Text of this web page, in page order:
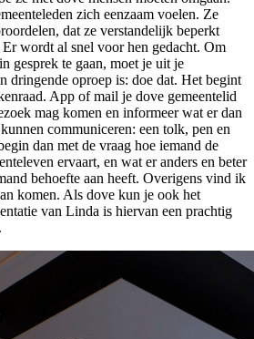
zich eenzaam voelen. Ze
dat ze verstandelijk beperkt
wordt al snel voor hen gedacht. Om
gesprek te gaan, moet je uit je
dringende oproep is: doe dat. Het begint
App of mail je dove gemeentelid
mag komen en informeer wat er dan
communiceren: een tolk, pen en
dan met de vraag hoe iemand de
ervaart, en wat er anders en beter
behoefte aan heeft. Overigens vind ik
komen. Als dove kun je ook het
van Linda is hiervan een prachtig